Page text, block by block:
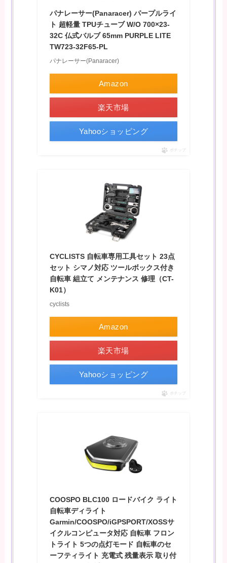
パナレーサー(Panaracer) パープルライ
ト 超軽量 TPUチューブ W/O 700×23-
32C 仏式バルブ 65mm PURPLE LITE
TW723-32F65-PL
パナレーサー(Panaracer)
Amazon
楽天市場
Yahooショッピング
ポチップ
CYCLISTS 自転車専用工具セット 23点
セット シマノ対応 ツールボックス付き
自転車 組立て メンテナンス 修理（CT-
K01）
cyclists
Amazon
楽天市場
Yahooショッピング
ポチップ
COOSPO BLC100 ロードバイク ライト
自転車ディライト
Garmin/COOSPO/iGPSPORT/XOSSサ
イクルコンピュータ対応 自転車 フロン
トライト 5つの点灯モード 自転車のセ
ーフティライト 充電式 残量表示 取り付